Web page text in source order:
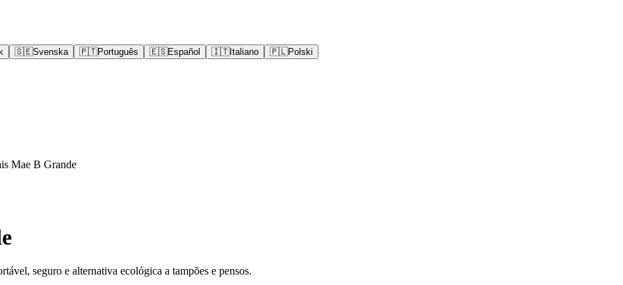
🇸🇪Svenska 🇵🇹Português 🇪🇸Español 🇮🇹Italiano 🇵🇱Polski
Mae B Grande
seguro e alternativa ecológica a tampões e pensos.